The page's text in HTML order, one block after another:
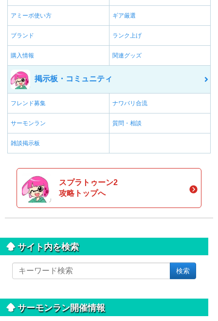
アミーボ使い方 ギア厳選
ブランド ランク上げ
購入情報 関連グッズ
掲示板・コミュニティ
フレンド募集 ナワバリ合流
サーモンラン 質問・相談
雑談掲示板
スプラトゥーン2
攻略トップへ
サイト内を検索
イ
を
検
検索
サーモンラン開催情報